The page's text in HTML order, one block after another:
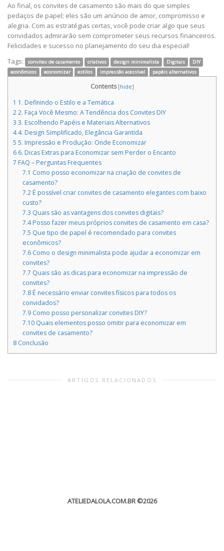
Ao final, os convites de casamento são mais do que simples
pedaços de papel; eles são um anúncio de amor, compromisso e
alegria. Com as estratégias certas, você pode criar algo que seus
convidados admirarão sem comprometer seus recursos financeiros.
Felicidades e sucesso no planejamento do seu dia especial!
Tags:
convites de casamento criativos design minimalista Digitais
DIY
econômicos
economizar estilos impressão acessível papéis alternativos
Contents [hide]
1 1. Definindo o Estilo e a Temática
22. Faça Você Mesmo: A Tendência dos Convites DIY
3 3. Escolhendo Papéis e Materiais Alternativos
44. Design Simplificado, Elegância Garantida
5 5. Impressão e Produção: Onde Economizar
6 6. Dicas Extras para Economizar sem Perder o Encanto
7 FAQ – Perguntas Frequentes
7.1 Como posso economizar na criação de convites de
casamento?
7.2É possível criar convites de casamento elegantes com baixo
custo?
7.3 Quais são as vantagens dos convites digitais?
7.4Posso fazer meus próprios convites de casamento em casa?
7.5 Que tipo de papel é recomendado para convites
econômicos?
7.6Como o design minimalista pode ajudar a economizar em
convites?
7.7 Quais são as dicas para economizar na impressão de
convites?
7.8É necessário enviar convites físicos para todos os
convidados?
7.9Como posso personalizar convites DIY?
7.10Quais elementos posso omitir para economizar em
convites de casamento?
8 Conclusão
ARTIGOS RELACIONADOS
ATELIEDALOLA.COM.BR©2026